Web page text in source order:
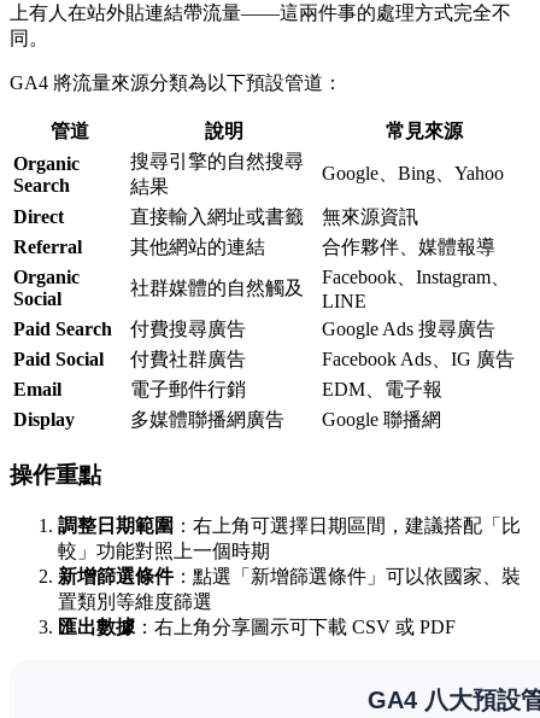
上有人在站外貼連結帶流量——這兩件事的處理方式完全不
同。
GA4 將流量來源分類為以下預設管道：
管道 說明
常見來源
Organic
Search
搜尋引擎的自然搜尋
結果
Google、Bing、Yahoo
Direct 直接輸入網址或書籤
無來源資訊
Referral
其他網站的連結
合作夥伴、媒體報導
Organic
Social
社群媒體的自然觸及
Facebook、Instagram、
LINE
Paid Search
付費搜尋廣告
Google Ads 搜尋廣告
Paid Social
付費社群廣告
Facebook Ads、IG 廣告
Email
電子郵件行銷
EDM、電子報
Display
多媒體聯播網廣告 Google 聯播網
操作重點
調整日期範圍 ：右上角可選擇日期區間，建議搭配「比
較」功能對照上一個時期
新增篩選條件：點選「新增篩選條件」可以依國家、裝
置類別等維度篩選
匯出數據 ：右上角分享圖示可下載 CSV 或 PDF